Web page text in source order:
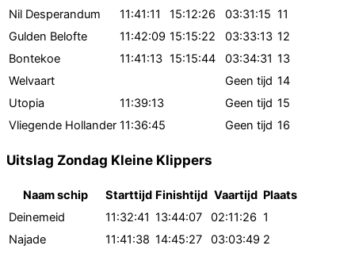
Nil Desperandum
11:41:11 15:12:26 03:31:15 11
Gulden Belofte
11:42:09 15:15:22 03:33:13 12
Bontekoe
11:41:13 15:15:44 03:34:31 13
Welvaart
Geen tijd 14
Utopia
11:39:13 Geen tijd 15
Vliegende Hollander 11:36:45 Geen tijd 16
Uitslag Zondag Kleine Klippers
Naam schip Starttijd Finishtijd Vaartijd Plaats
Deinemeid
11:32:41 13:44:07 02:11:26 1
Najade
11:41:38 14:45:27 03:03:49 2